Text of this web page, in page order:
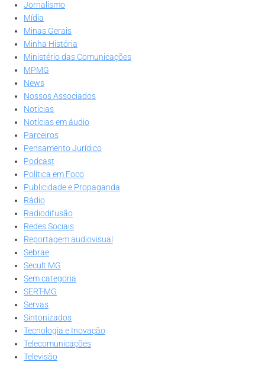
Jornalismo
Mídia
Minas Gerais
Minha História
Ministério das Comunicações
MPMG
News
Nossos Associados
Notícias
Notícias em áudio
Parceiros
Pensamento Jurídico
Podcast
Política em Foco
Publicidade e Propaganda
Rádio
Radiodifusão
Redes Sociais
Reportagem audiovisual
Sebrae
Secult MG
Sem categoria
SERT-MG
Servas
Sintonizados
Tecnologia e Inovação
Telecomunicações
Televisão